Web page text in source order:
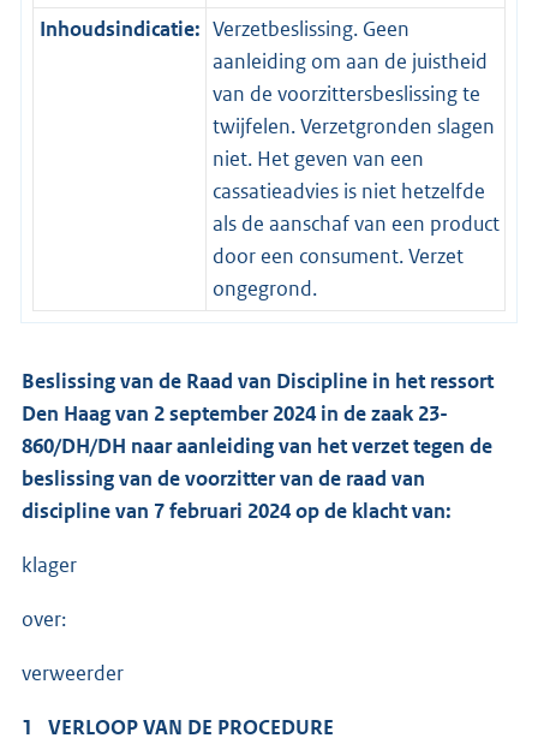
Inhoudsindicatie: Verzetbeslissing. Geen
aanleiding om aan de juistheid
van de voorzittersbeslissing te
twijfelen. Verzetgronden slagen
niet. Het geven van een
cassatieadvies is niet hetzelfde
als de aanschaf van een product
door een consument. Verzet
ongegrond.
Beslissing van de Raad van Discipline in het ressort
Den Haag van 2 september 2024 in de zaak 23-
860/DH/DH naar aanleiding van het verzet tegen de
beslissing van de voorzitter van de raad van
discipline van 7 februari 2024 op de klacht van:
klager
over:
verweerder
1 VERLOOP VAN DE PROCEDURE